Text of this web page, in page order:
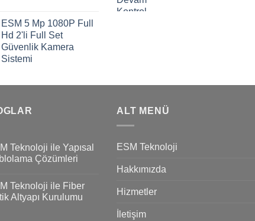
ESM 5 Mp 1080P Full
Hd 2'li Full Set
Güvenlik Kamera
Sistemi
Teknoloji ile Yapısal
Çözümleri
Teknoloji ile Fiber
Altyapı Kurulumu
ALT MENÜ
ESM Teknoloji
Hakkımızda
Hizmetler
İletişim